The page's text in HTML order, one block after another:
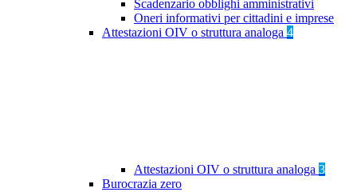
Scadenzario obblighi amministrativi
Oneri informativi per cittadini e imprese
Attestazioni OIV o struttura analoga 4
Attestazioni OIV o struttura analoga 3
Burocrazia zero